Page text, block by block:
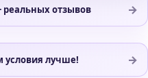
реальных отзывов →
лучше! →